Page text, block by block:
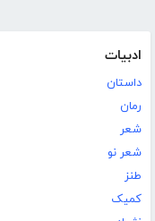
ادبیات
داستان
رمان
شعر
شعر نو
طنز
کمیک